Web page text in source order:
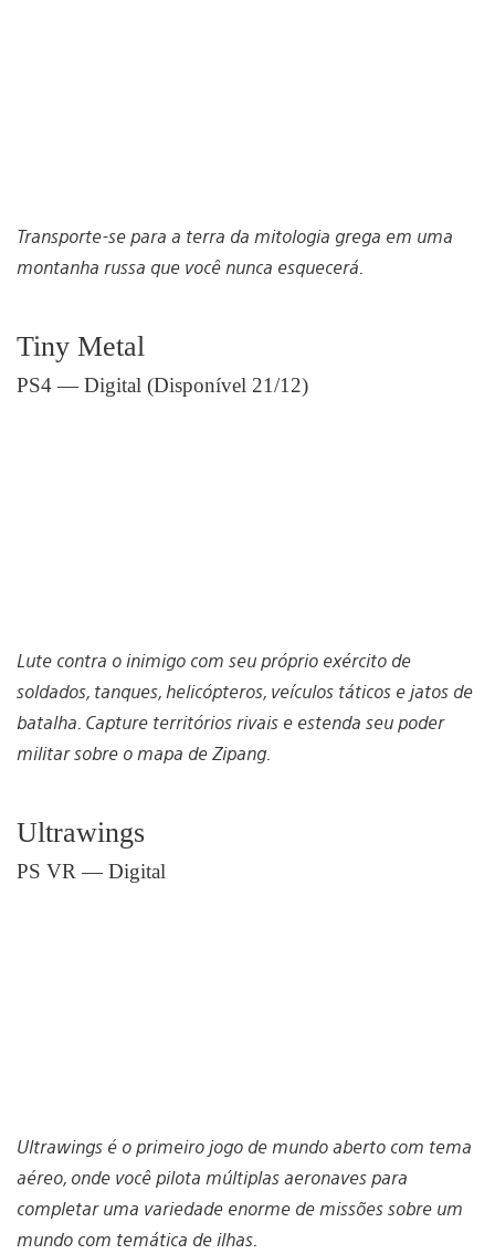
Transporte-se para a terra da mitologia grega em uma
montanha russa que você nunca esquecerá.
Tiny Metal
PS4 — Digital (Disponível 21/12)
Lute contra o inimigo com seu próprio exército de
soldados, tanques, helicópteros, veículos táticos e jatos de
batalha. Capture territórios rivais e estenda seu poder
militar sobre o mapa de Zipang.
Ultrawings
PS VR — Digital
Ultrawings é o primeiro jogo de mundo aberto com tema
aéreo, onde você pilota múltiplas aeronaves para
completar uma variedade enorme de missões sobre um
mundo com temática de ilhas.